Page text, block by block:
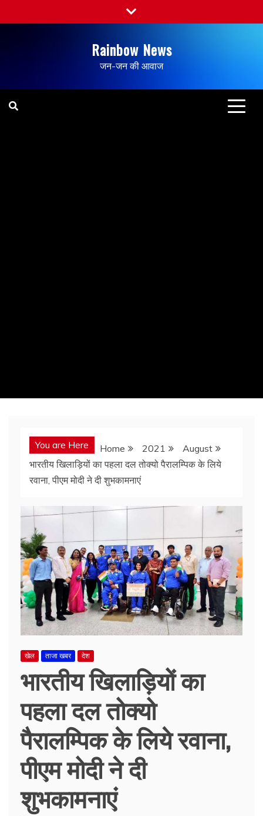
Rainbow News
जन-जन की आवाज
You are Here Home 2021
August
भारतीय खिलाड़ियों का पहला दल तोक्यो पैरालम्पिक के लिये
रवाना, पीएम मोदी ने दी शुभकामनाएं
खेल ताजा खबर देश
भारतीय खिलाड़ियों का
पहला दल तोक्यो
पैरालम्पिक के लिये रवाना,
पीएम मोदी ने दी
शुभकामनाएं